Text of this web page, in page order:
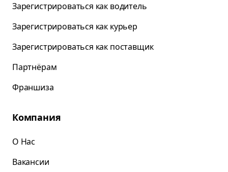
Зарегистрироваться как водитель
Зарегистрироваться как курьер
Зарегистрироваться как поставщик
Партнёрам
Франшиза
Компания
О Нас
Вакансии